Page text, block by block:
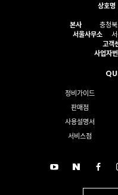
상호명
본사
충청
서울사무소
고객
사업자
정비가이드
판매점
사용설명서
서비스점